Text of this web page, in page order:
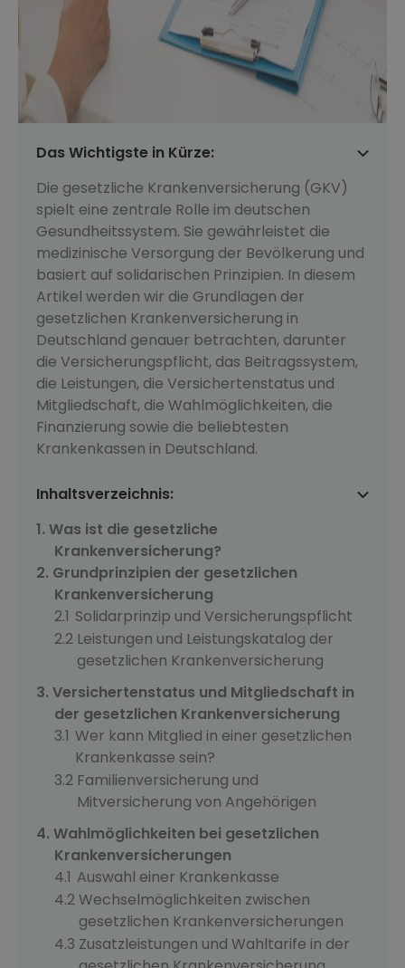
Das Wichtigste in Kürze:
Die gesetzliche Krankenversicherung (GKV)
spielt eine zentrale Rolle im deutschen
Gesundheitssystem. Sie gewährleistet die
medizinische Versorgung der Bevölkerung und
basiert auf solidarischen Prinzipien. In diesem
Artikel werden wir die Grundlagen der
gesetzlichen Krankenversicherung in
Deutschland genauer betrachten, darunter
die Versicherungspflicht, das Beitragssystem,
die Leistungen, die Versichertenstatus und
Mitgliedschaft, die Wahlmöglichkeiten, die
Finanzierung sowie die beliebtesten
Krankenkassen in Deutschland.
Inhaltsverzeichnis:
Was ist die gesetzliche
Krankenversicherung?
Grundprinzipien der gesetzlichen
Krankenversicherung
Solidarprinzip und Versicherungspflicht
Leistungen und Leistungskatalog der
gesetzlichen Krankenversicherung
Versichertenstatus und Mitgliedschaft in
der gesetzlichen Krankenversicherung
Wer kann Mitglied in einer gesetzlichen
Krankenkasse sein?
Familienversicherung und
Mitversicherung von Angehörigen
Wahlmöglichkeiten bei gesetzlichen
Krankenversicherungen
Auswahl einer Krankenkasse
Wechselmöglichkeiten zwischen
gesetzlichen Krankenversicherungen
Zusatzleistungen und Wahltarife in der